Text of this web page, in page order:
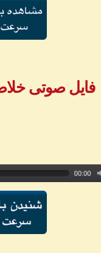
فایل صوتی خلاصه